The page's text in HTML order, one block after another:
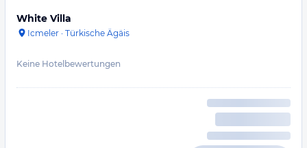
White Villa
Icmeler · Türkische Ägäis
Keine Hotelbewertungen